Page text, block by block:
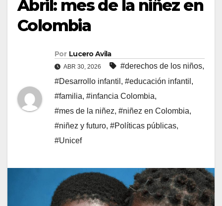
Abril: mes de la niñez en
Colombia
Por Lucero Avila
ABR 30, 2026 #derechos de los niños,
#Desarrollo infantil , #educación infantil ,
#familia, #infancia Colombia,
#mes de la niñez, #niñez en Colombia,
#niñez y futuro, #Políticas públicas,
#Unicef